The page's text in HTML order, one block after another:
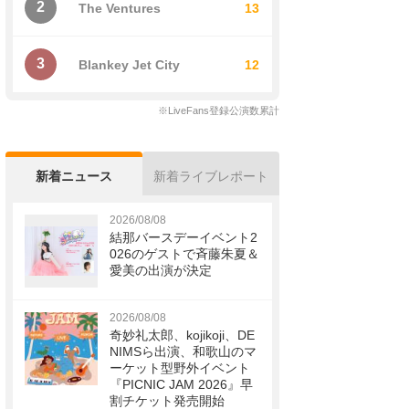
2 The Ventures 13
3 Blankey Jet City 12
※LiveFans登録公演数累計
新着ニュース 新着ライブレポート
2026/08/08
結那バースデーイベント2
026のゲストで斉藤朱夏＆
愛美の出演が決定
2026/08/08
奇妙礼太郎、kojikoji、DE
NIMSら出演、和歌山のマ
ーケット型野外イベント
『PICNIC JAM 2026』早
割チケット発売開始